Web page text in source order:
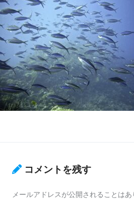
コメントを残す
メールアドレスが公開されることはあ